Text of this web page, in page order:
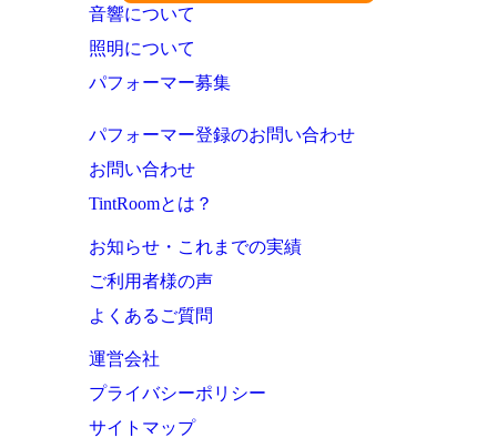
音響について
照明について
パフォーマー募集
パフォーマー登録のお問い合わせ
お問い合わせ
TintRoomとは？
お知らせ・これまでの実績
ご利用者様の声
よくあるご質問
運営会社
プライバシーポリシー
サイトマップ